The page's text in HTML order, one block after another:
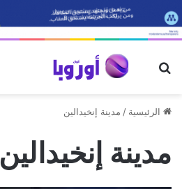
بحث عن
الرئيسية / مدينة إنخيدالين
مدينة إنخيدالين